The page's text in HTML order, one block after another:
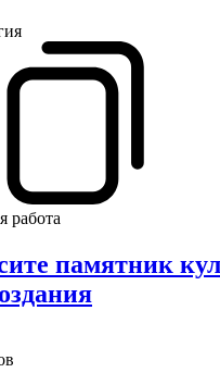
работа
памятник